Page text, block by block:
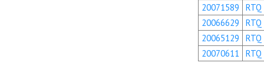
20071589
20066629
20065129
20070611